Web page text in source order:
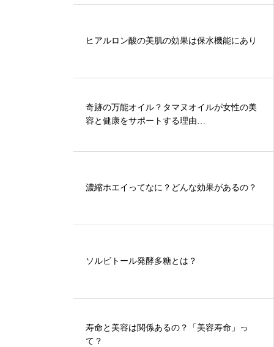
ヒアルロン酸の美肌の効果は保水機能にあり
奇跡の万能オイル？タマヌオイルが女性の美
容と健康をサポートする理由…
濃縮ホエイってなに？どんな効果があるの？
ソルビトール発酵多糖とは？
寿命と美容は関係あるの？「美容寿命」っ
て？